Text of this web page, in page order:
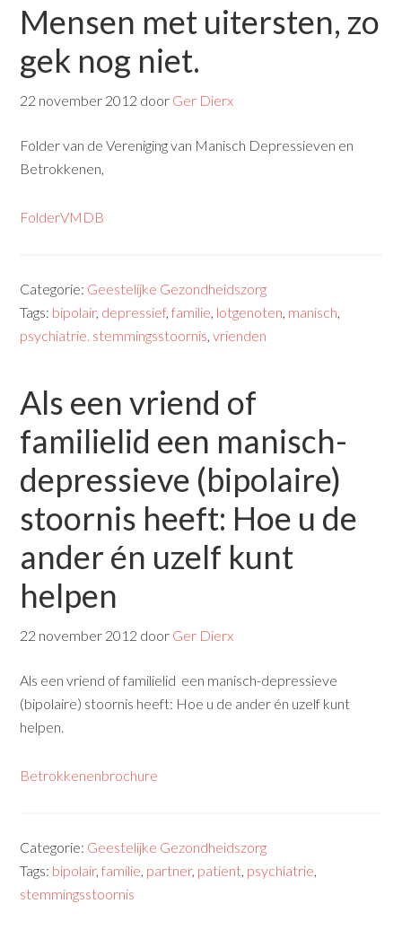
Mensen met uitersten, zo
gek nog niet.
22 november 2012 door Ger Dierx
Folder van de Vereniging van Manisch Depressieven en
Betrokkenen,
FolderVMDB
Categorie: Geestelijke Gezondheidszorg
Tags: bipolair, depressief,familie, lotgenoten, manisch,
psychiatrie. stemmingsstoornis,vrienden
Als een vriend of
familielid een manisch-
depressieve (bipolaire)
stoornis heeft: Hoe u de
ander én uzelf kunt
helpen
22 november 2012 door Ger Dierx
Als een vriend of familielid een manisch-depressieve
(bipolaire) stoornis heeft: Hoe u de ander én uzelf kunt
helpen.
Betrokkenenbrochure
Categorie: Geestelijke Gezondheidszorg
Tags: bipolair,familie, partner, patient, psychiatrie,
stemmingsstoornis